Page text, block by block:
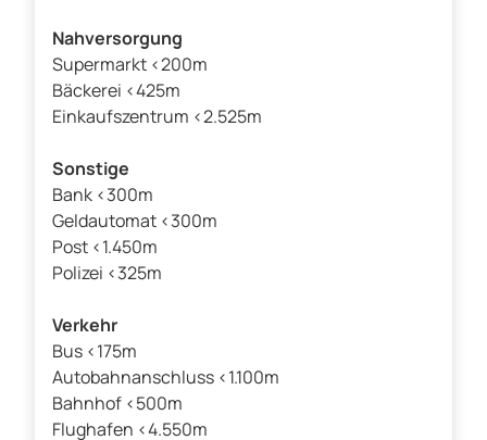
Nahversorgung
Supermarkt <200m
Bäckerei <425m
Einkaufszentrum <2.525m
Sonstige
Bank <300m
Geldautomat <300m
Post <1.450m
Polizei <325m
Verkehr
Bus <175m
Autobahnanschluss <1.100m
Bahnhof <500m
Flughafen <4.550m